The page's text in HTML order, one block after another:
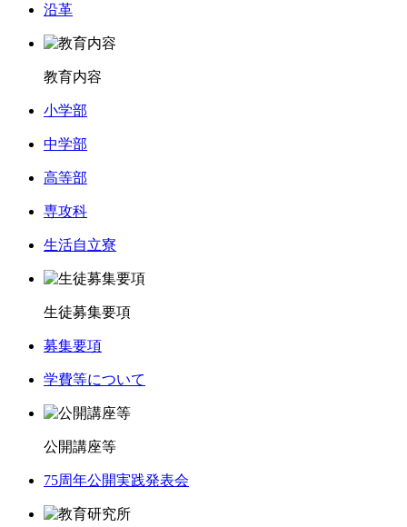
沿革
教育内容
小学部
中学部
高等部
専攻科
生活自立寮
生徒募集要項
募集要項
学費等について
公開講座等
75周年公開実践発表会